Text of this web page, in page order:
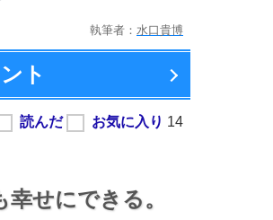
執筆者： 水口貴博
ト
せにできる。